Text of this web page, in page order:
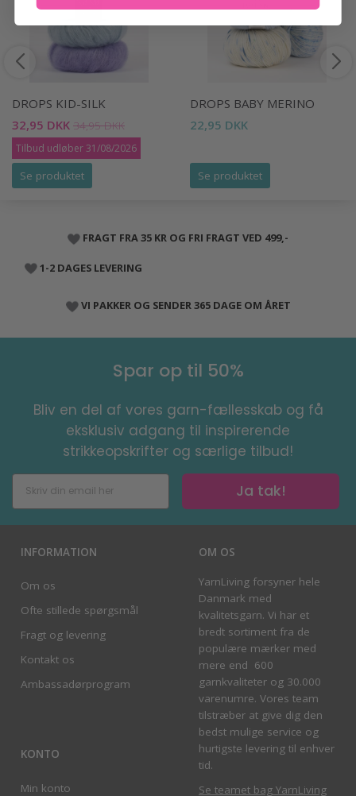
DROPS KID-SILK
32,95 DKK 34,95 DKK
Tilbud udløber 31/08/2026
Se produktet
DROPS BABY MERINO
22,95 DKK
Se produktet
FRAGT FRA 35 KR OG FRI FRAGT VED 499,-
1-2 DAGES LEVERING
VI PAKKER OG SENDER 365 DAGE OM ÅRET
Spar op til 50%
Bliv en del af vores garn-fællesskab og få
eksklusiv adgang til inspirerende
strikkeopskrifter og særlige tilbud!
Ja tak!
INFORMATION
Om os
Ofte stillede spørgsmål
Fragt og levering
Kontakt os
Ambassadørprogram
KONTO
Min konto
OM OS
YarnLiving forsyner hele
Danmark med
kvalitetsgarn. Vi har et
bredt sortiment fra de
populære mærker med
mere end 600
garnkvaliteter og 30.000
varenumre. Vores team
tilstræber at give dig den
bedst mulige service og
hurtigste levering til enhver
tid.
Se teamet bag YarnLiving